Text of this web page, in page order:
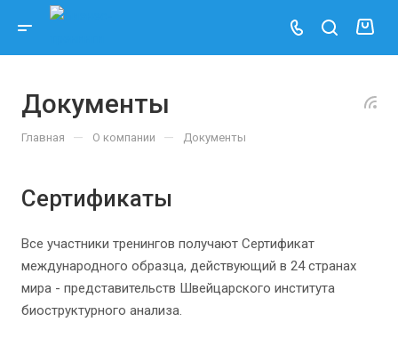
Документы
Главная — О компании — Документы
Сертификаты
Все участники тренингов получают Сертификат
международного образца, действующий в 24 странах
мира - представительств Швейцарского института
биоструктурного анализа.